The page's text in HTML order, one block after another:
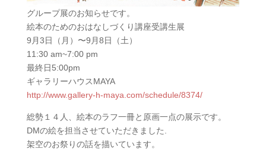
グループ展のお知らせです。
絵本のためのおはなしづくり講座受講生展
9月3日（月）〜9月8日（土）
11:30 am~7:00 pm
最終日5:00pm
ギャラリーハウスMAYA
http://www.gallery-h-maya.com/schedule/8374/
総勢１４人、絵本のラフ一冊と原画一点の展示です。
DMの絵を担当させていただきました.
架空のお祭りの話を描いています。